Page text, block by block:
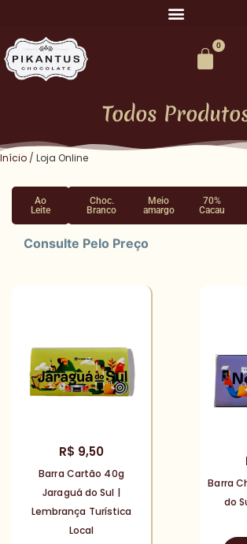
0
Todos
Início / Loja Online
Ao
Leite
Choc.
Branco
Meio
amargo
70%
Cacau
Consulte Pelo Preço
R$ 9,50
Barra Cartão 40g
Jaraguá do Sul |
Lembrança Turística
Local
Barra
do